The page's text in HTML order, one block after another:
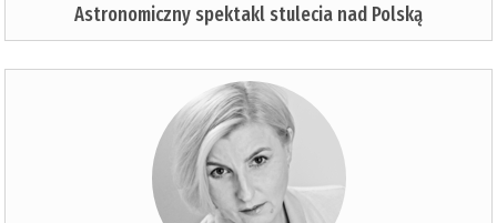
Astronomiczny spektakl stulecia nad Polską